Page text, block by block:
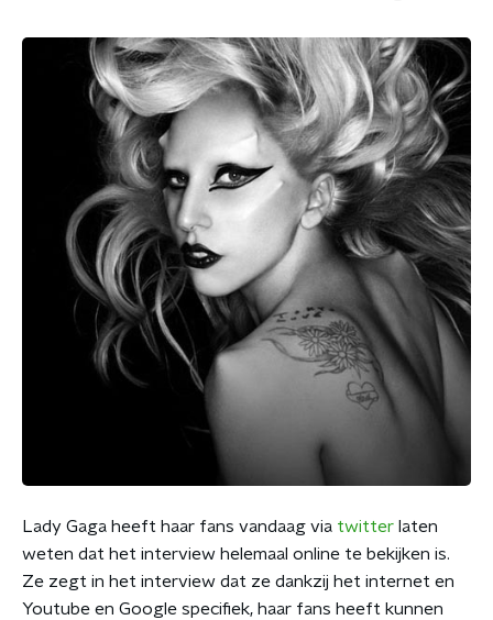
Lady Gaga heeft haar fans vandaag via twitter laten
weten dat het interview helemaal online te bekijken is.
Ze zegt in het interview dat ze dankzij het internet en
Youtube en Google specifiek, haar fans heeft kunnen